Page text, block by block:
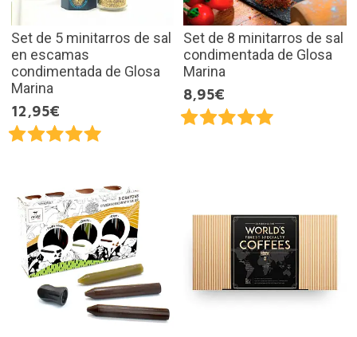
Set de 5 minitarros de sal
en escamas
condimentada de Glosa
Marina
12,95€
Set de 8 minitarros de sal
condimentada de Glosa
Marina
8,95€